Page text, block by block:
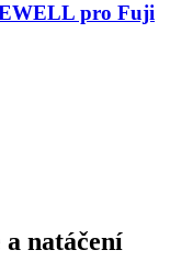
pro Fuji
natáčení